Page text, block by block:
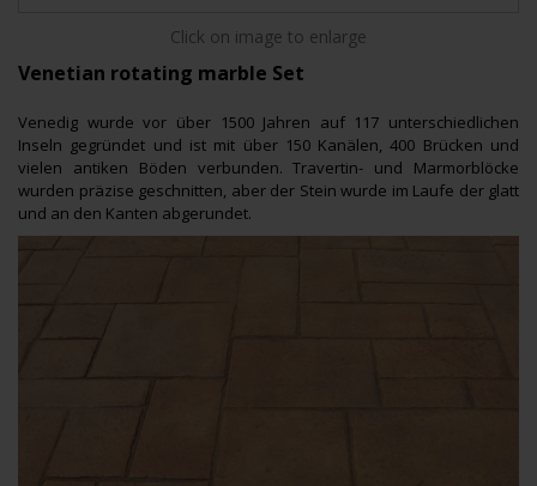
Click on image to enlarge
Venetian rotating marble Set
Venedig wurde vor über 1500 Jahren auf 117 unterschiedlichen
Inseln gegründet und ist mit über 150 Kanälen, 400 Brücken und
vielen antiken Böden verbunden. Travertin- und Marmorblöcke
wurden präzise geschnitten, aber der Stein wurde im Laufe der glatt
und an den Kanten abgerundet.